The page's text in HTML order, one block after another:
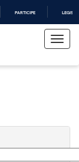
PARTICIPE